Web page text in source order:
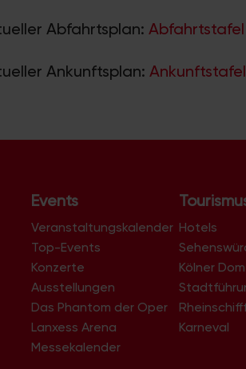
Abfahrtsplan:
Ankunftsplan:
Events
Veranstaltungskalender
Top-Events
Konzerte
Ausstellungen
Das Phantom der Oper
Lanxess Arena
Messekalender
Hotels
Kölner Dom
Karneval